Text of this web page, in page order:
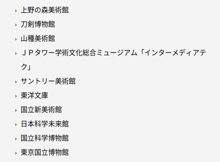
上野の森美術館
刀剣博物館
山種美術館
ＪＰタワー学術文化総合ミュージアム「インターメディアテ
ク」
サントリー美術館
東洋文庫
国立新美術館
日本科学未来館
国立科学博物館
東京国立博物館